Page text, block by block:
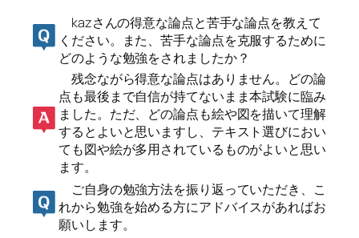
kazさんの得意な論点と苦手な論点を教えて
ください。また、苦手な論点を克服するために
どのような勉強をされましたか？
残念ながら得意な論点はありません。どの論
点も最後まで自信が持てないまま本試験に臨み
ました。ただ、どの論点も絵や図を描いて理解
するとよいと思いますし、テキスト選びにおい
ても図や絵が多用されているものがよいと思い
ます。
ご自身の勉強方法を振り返っていただき、こ
れから勉強を始める方にアドバイスがあればお
願いします。